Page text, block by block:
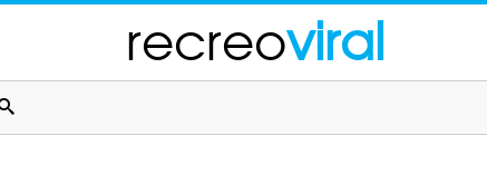
recreoviral